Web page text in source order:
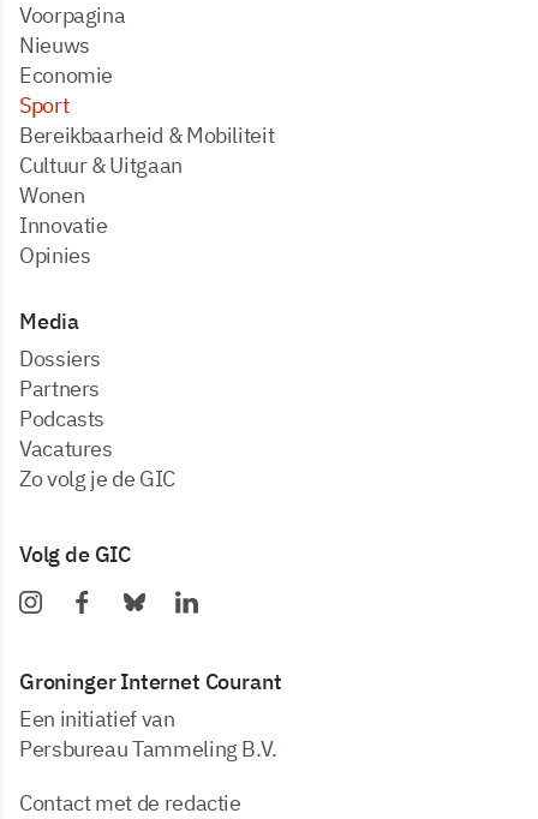
Voorpagina
Nieuws
Economie
Sport
Bereikbaarheid & Mobiliteit
Cultuur & Uitgaan
Wonen
Innovatie
Opinies
Media
dossiers
partners
podcasts
vacatures
zo volg je de GIC
Volg de GIC
Groninger Internet Courant
Een initiatief van
Persbureau Tammeling B.V.
Contact met de redactie